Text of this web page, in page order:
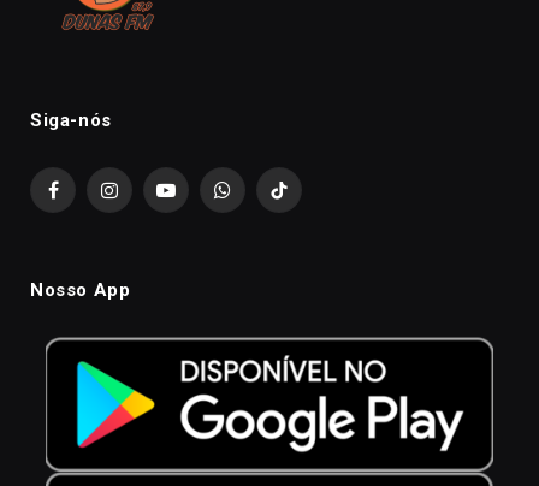
Siga-nós
FacebookInstagramYouTubeWhatsAppTikTok
Nosso App